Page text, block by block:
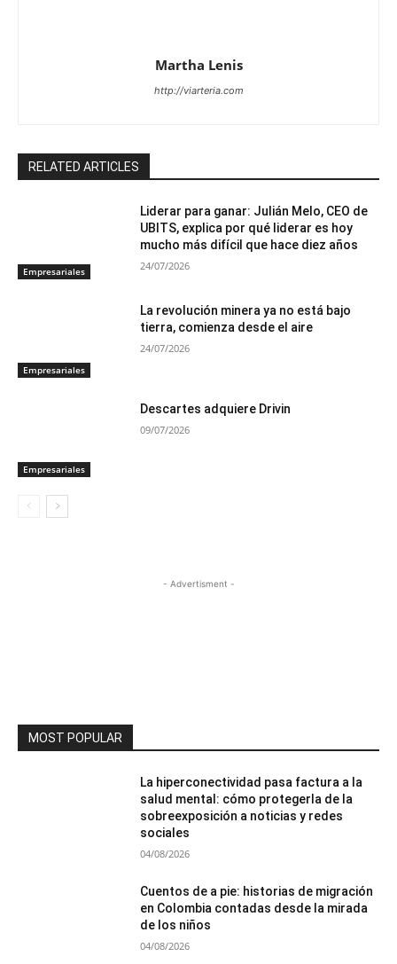
Martha Lenis
http://viarteria.com
RELATED ARTICLES
Empresariales
Liderar para ganar: Julián Melo, CEO de
UBITS, explica por qué liderar es hoy
mucho más difícil que hace diez años
24/07/2026
Empresariales
La revolución minera ya no está bajo
tierra, comienza desde el aire
24/07/2026
Empresariales
Descartes adquiere Drivin
09/07/2026
- Advertisment -
MOST POPULAR
La hiperconectividad pasa factura a la
salud mental: cómo protegerla de la
sobreexposición a noticias y redes
sociales
04/08/2026
Cuentos de a pie: historias de migración
en Colombia contadas desde la mirada
de los niños
04/08/2026